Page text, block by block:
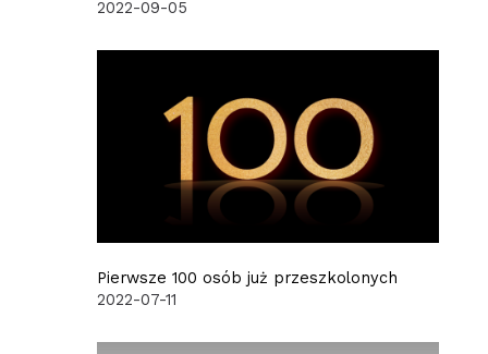
2022-09-05
Pierwsze 100 osób już przeszkolonych
2022-07-11